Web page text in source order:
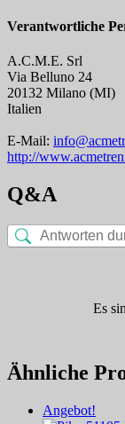
Verantwortliche
A.C.M.E. Srl
Via Belluno 24
20132 Milano (MI)
Italien
E-Mail:
http://
Q&A
Es
Ähnliche
Angebot!